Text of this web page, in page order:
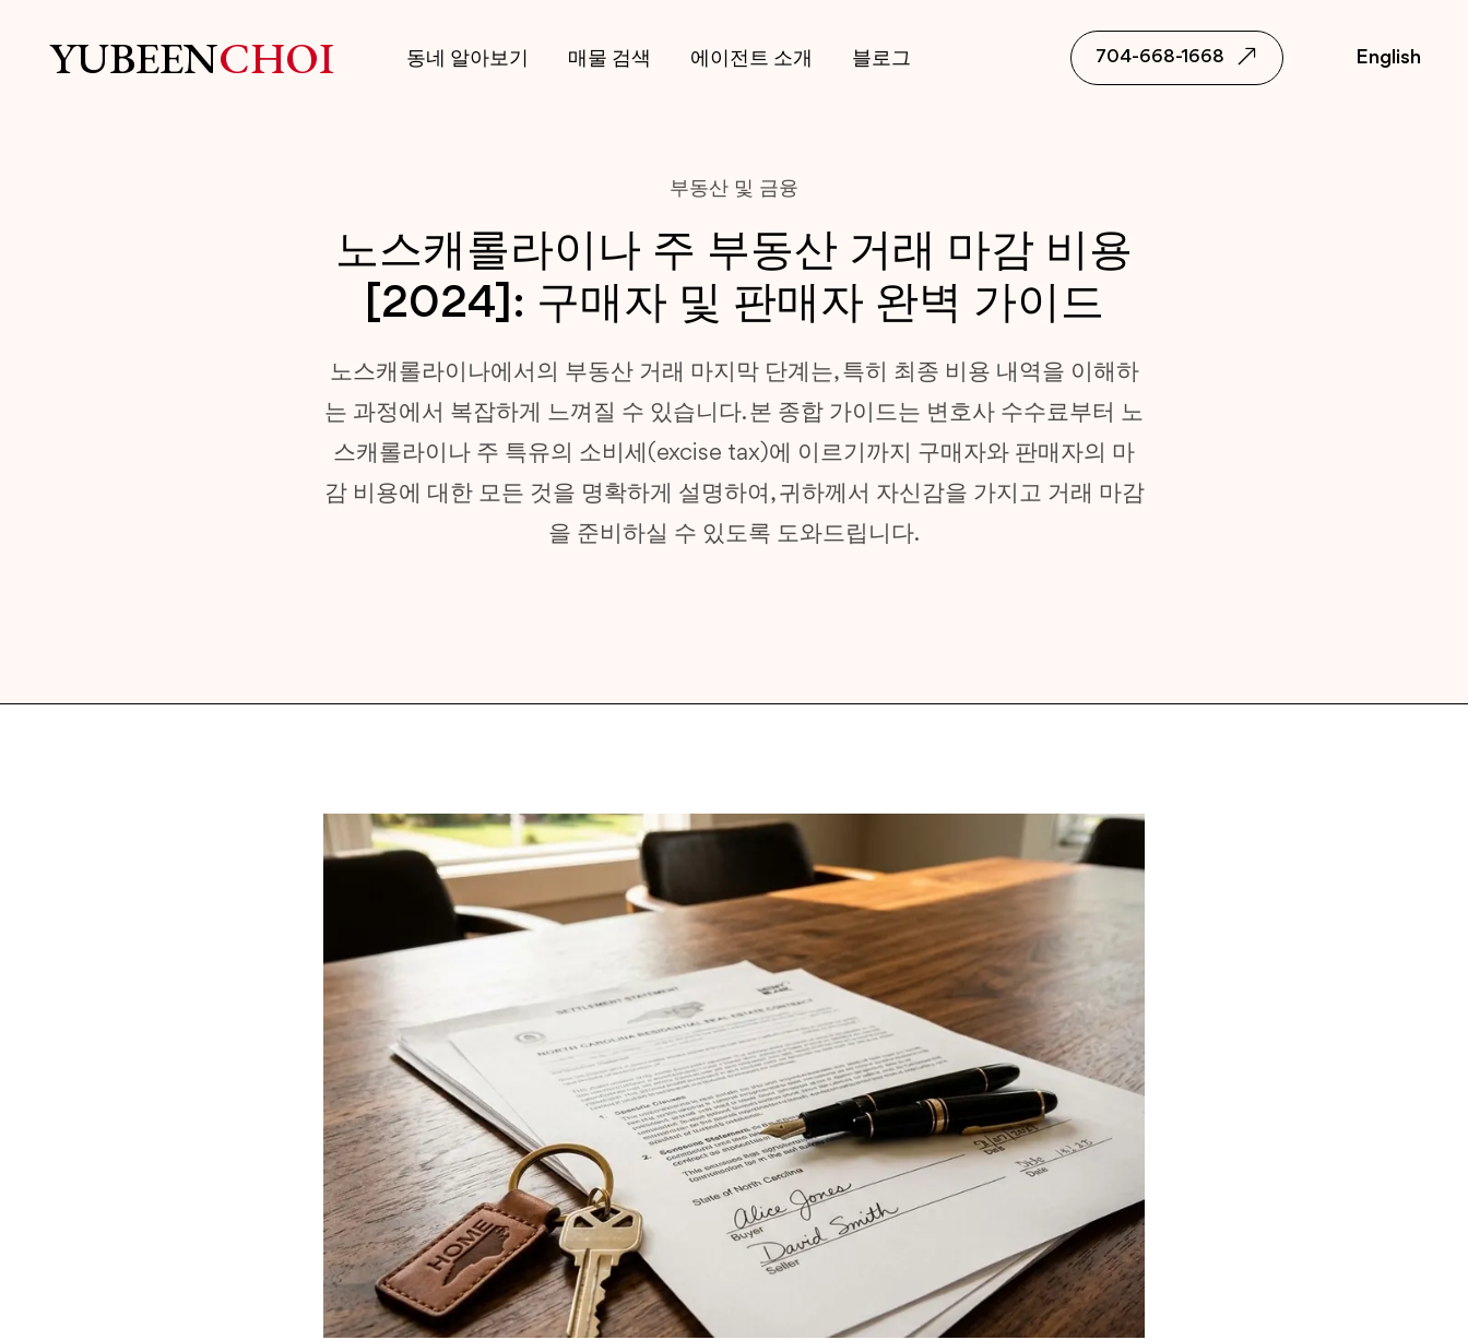
YUBEENCHOI 704-668-1668 English
동네 알아보기 매물 검색 에이전트 소개 블로그
부동산 및 금융
노스캐롤라이나 주 부동산 거래 마감 비용
[2024]: 구매자 및 판매자 완벽 가이드
노스캐롤라이나에서의 부동산 거래 마지막 단계는, 특히 최종 비용 내역을 이해하
는 과정에서 복잡하게 느껴질 수 있습니다. 본 종합 가이드는 변호사 수수료부터 노
스캐롤라이나 주 특유의 소비세(excise tax)에 이르기까지 구매자와 판매자의 마
감 비용에 대한 모든 것을 명확하게 설명하여, 귀하께서 자신감을 가지고 거래 마감
을 준비하실 수 있도록 도와드립니다.